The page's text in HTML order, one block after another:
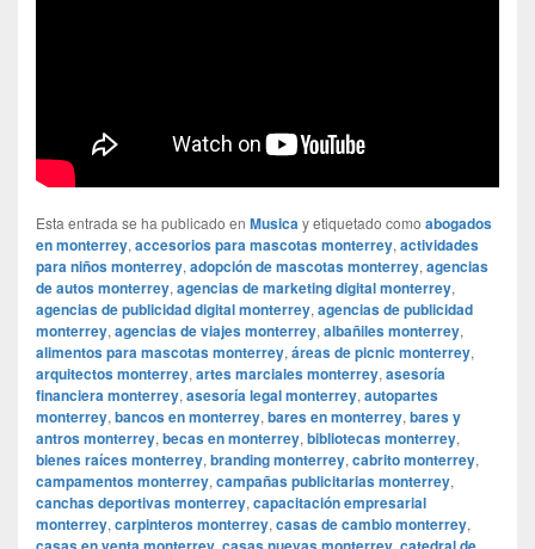
Esta entrada se ha publicado en Musicay etiquetado como abogados
en monterrey, accesorios para mascotas monterrey, actividades
para niños monterrey, adopción de mascotas monterrey, agencias
de autos monterrey, agencias de marketing digital monterrey,
agencias de publicidad digital monterrey, agencias de publicidad
monterrey, agencias de viajes monterrey, albañiles monterrey,
alimentos para mascotas monterrey, áreas de picnic monterrey,
arquitectos monterrey, artes marciales monterrey, asesoría
financiera monterrey, asesoría legal monterrey, autopartes
monterrey, bancos en monterrey, bares en monterrey, bares y
antros monterrey, becas en monterrey, bibliotecas monterrey,
bienes raíces monterrey, branding monterrey, cabrito monterrey,
campamentos monterrey, campañas publicitarias monterrey,
canchas deportivas monterrey, capacitación empresarial
monterrey, carpinteros monterrey, casas de cambio monterrey,
, ,